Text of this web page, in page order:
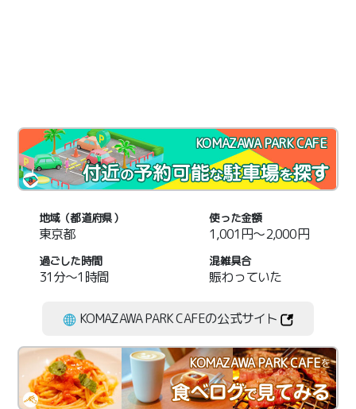
KOMAZAWA PARK CAFE
地域（都道府県）
東京都
使った金額
1,001円～2,000円
過ごした時間
31分～1時間
混雑具合
賑わっていた
KOMAZAWA PARK CAFEの公式サイト
KOMAZAWA PARK CAFEを